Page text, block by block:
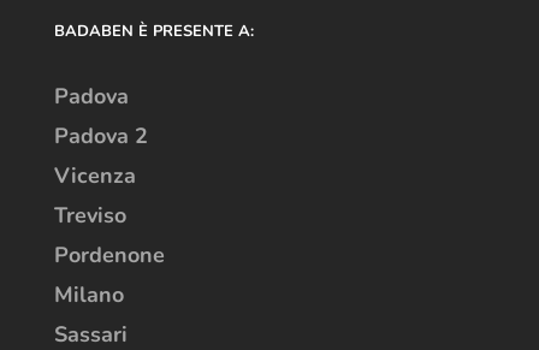
BADABEN È PRESENTE A:
Padova
Padova 2
Vicenza
Treviso
Pordenone
Milano
Sassari